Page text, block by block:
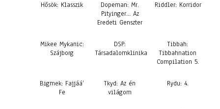
Hősök: Klasszik
Dopeman: Mr.
Pityinger… Az
Eredeti Genszter
Riddler: Korridor
Mikee Mykanic:
Szájborg
DSP:
Társadalomklinika
Tibbah:
Tibbahnation
Compilation 5.
Bigmek: Fajjáá’
Fe
Tkyd: Az én
világom
Rydu: 4.